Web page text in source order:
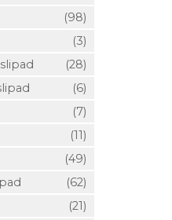
(98)
(3)
(28)
(6)
(7)
(11)
(49)
(62)
(21)